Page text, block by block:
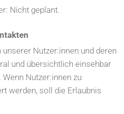
Nicht geplant.
Nutzer:innen und deren
und übersichtlich einsehbar
Nutzer:innen zu
werden, soll die Erlaubnis